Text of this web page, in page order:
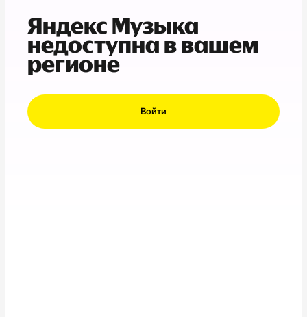
Яндекс Музыка
недоступна в вашем
регионе
Войти